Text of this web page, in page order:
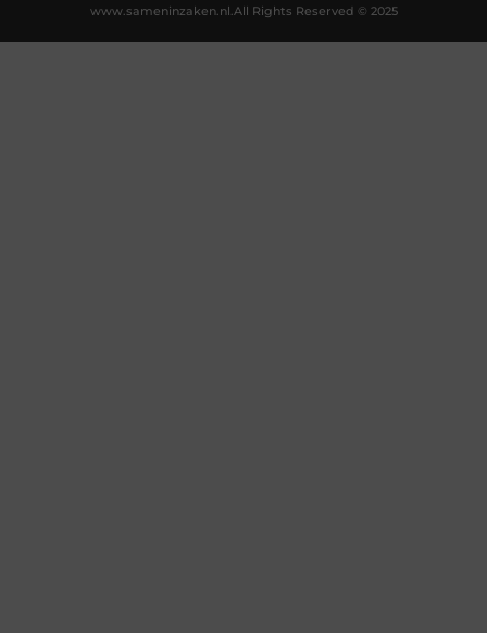
All Rights Reserved © 2025
www.sameninzaken.nl.